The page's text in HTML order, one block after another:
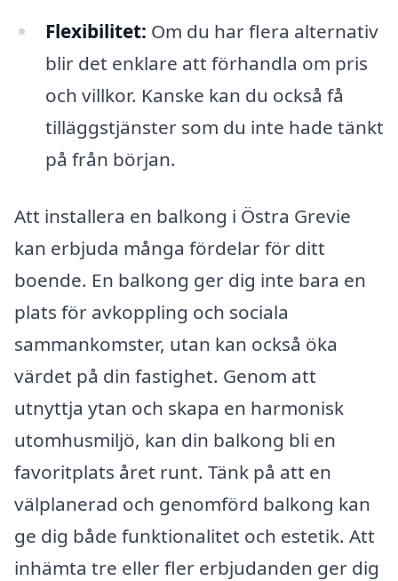
Flexibilitet: Om du har flera alternativ
blir det enklare att förhandla om pris
och villkor. Kanske kan du också få
tilläggstjänster som du inte hade tänkt
på från början.
Att installera en balkong i Östra Grevie
kan erbjuda många fördelar för ditt
boende. En balkong ger dig inte bara en
plats för avkoppling och sociala
sammankomster, utan kan också öka
värdet på din fastighet. Genom att
utnyttja ytan och skapa en harmonisk
utomhusmiljö, kan din balkong bli en
favoritplats året runt. Tänk på att en
välplanerad och genomförd balkong kan
ge dig både funktionalitet och estetik. Att
inhämta tre eller fler erbjudanden ger dig